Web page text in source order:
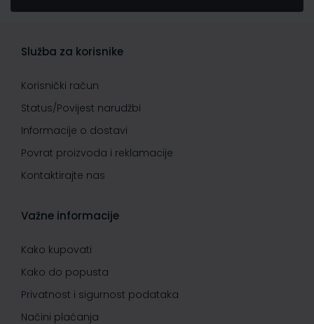
Služba za korisnike
Korisnički račun
Status/Povijest narudžbi
Informacije o dostavi
Povrat proizvoda i reklamacije
Kontaktirajte nas
Važne informacije
Kako kupovati
Kako do popusta
Privatnost i sigurnost podataka
Načini plaćanja